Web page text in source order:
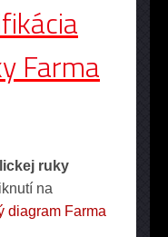
Farma
ruky
na
diagram Farma